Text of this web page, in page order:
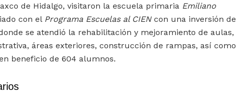
de Hidalgo, visitaron la escuela primaria Emiliano
con el Programa Escuelas al CIENcon una inversión de
se atendió la rehabilitación y mejoramiento de aulas,
áreas exteriores, construcción de rampas, así como
beneficio de 604 alumnos.